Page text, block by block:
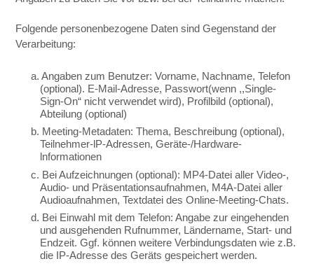
Folgende personenbezogene Daten sind Gegenstand der
Verarbeitung:
a. Angaben zum Benutzer: Vorname, Nachname, Telefon
(optional). E-Mail-Adresse, Passwort(wenn ,,Single-
Sign-On“ nicht verwendet wird), Profilbild (optional),
Abteilung (optional)
b. Meeting-Metadaten: Thema, Beschreibung (optional),
Teilnehmer-lP-Adressen, Geräte-/Hardware-
lnformationen
c. Bei Aufzeichnungen (optional): MP4-Datei aller Video-,
Audio- und Präsentationsaufnahmen, M4A-Datei aller
Audioaufnahmen, Textdatei des Online-Meeting-Chats.
d. Bei Einwahl mit dem Telefon: Angabe zur eingehenden
und ausgehenden Rufnummer, Ländername, Start- und
Endzeit. Ggf. können weitere Verbindungsdaten wie z.B.
die IP-Adresse des Geräts gespeichert werden.